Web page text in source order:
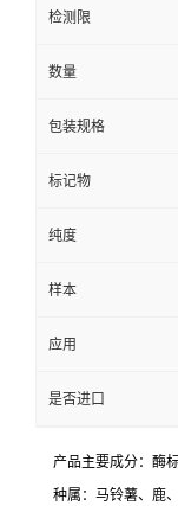
检测限
数量
包装规格
标记物
纯度
样本
应用
是否进口
产品主要成分：酶
种属：马铃薯、鹿